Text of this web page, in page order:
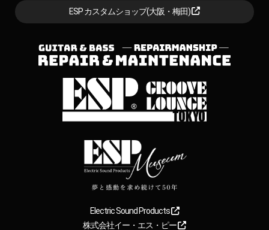
ESP カスタムショップ(大阪・梅田)
Electric Sound Products
株式会社イー・エス・ピー